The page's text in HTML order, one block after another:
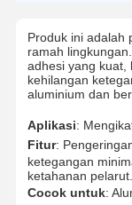
Produk ini adalah
ramah
adhesi yang kuat,
kehilangan
aluminium dan
Aplikasi:
Fitur:
ketegangan
ketahanan pelarut.
Cocok untuk: